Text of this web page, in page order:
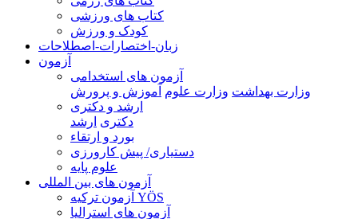
کتاب های ورزشی
کودک و ورزش
زبان-اختصارات-اصطلاحات
آزمون
آزمون های استخدامی
وزارت بهداشت وزارت علوم آموزش و پرورش
ارشد و دکتری
دکتری ارشد
بورد و ارتقاء
دستیاری/ پیش کارورزی
علوم پایه
آزمون های بین المللی
آزمون تركيه YÖS
آزمون های استرالیا